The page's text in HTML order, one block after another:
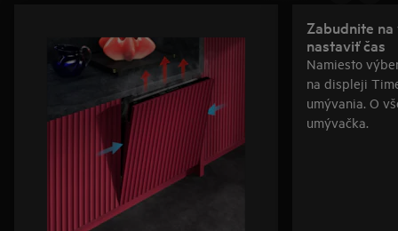
Zabudnite
nastaviť čas
Namiesto
na displeji
umývania. O
umývačka.